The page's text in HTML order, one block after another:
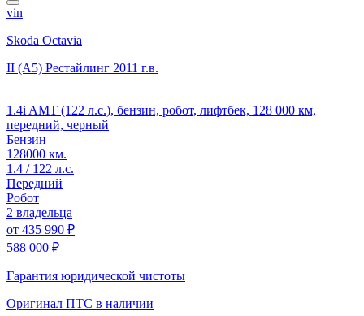
vin
Skoda Octavia
II (A5) Рестайлинг 2011 г.в.
1.4i AMT (122 л.с.), бензин, робот, лифтбек, 128 000 км,
передний, черный
Бензин
128000 км.
1.4 / 122 л.с.
Передний
Робот
2 владельца
от 435 990 ₽
588 000 ₽
Гарантия юридической чистоты
Оригинал ПТС в наличии